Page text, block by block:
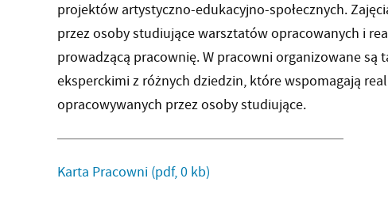
projektów artystyczno-edukacyjno-społecznych.
przez osoby studiujące warsztatów opracowanych i
prowadzącą pracownię. W pracowni organizowane są
eksperckimi z różnych dziedzin, które wspomagają
opracowywanych przez osoby studiujące.
Karta Pracowni (pdf, 0 kb)